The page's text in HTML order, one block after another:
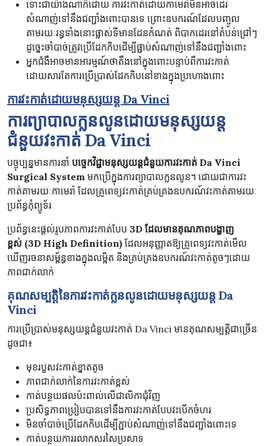
ទោះជាយ៉ាងណាក៏ដោយ ការវះកាត់ដោយកាមេរ៉ាមិនអាចដេរ
សំណាញ់ទៅនឹងជញ្ជាំងពោះបានទេ ព្រោះឧបករណ៍ដែលបញ្ចូល
តាមរយៈរន្ធទាំងនោះផ្លាស់ទីមានដែនកំណត់ ពិបាកដេរនៅតំបន់ជ្រៅៗ
ដូច្នេះចាំបាច់ត្រូវប្រើដែកកិបដើម្បីផ្ជាប់សំណាញ់ទៅនឹងជញ្ជាំងពោះ
អ្នកជំងឺអាចមានអារម្មណ៍ថាតឹងនៅក្នុងពោះបន្ទាប់ពីការវះកាត់
ដោយសារតែការប្រើប្រាស់ដែកកិបនៅខាងក្នុងប្រហោងពោះ
ការវះកាត់ដោយមនុស្សយន្ត Da Vinci
ការព្យាបាលក្លនលូនដោយមនុស្សយន្ត
ជំនួយវះកាត់ Da Vinci
បច្ចុប្បន្នមានការនាំ បច្ចេកវិជ្ជាមនុស្សយន្ដជំនួយការវះកាត់ Da Vinci
Surgical System មកប្រើក្នុងការព្យាបាលក្លនលូន។ ដោយជាការវះ
កាត់តាមរយៈកាមេរ៉ា ដែលគ្រូពេទ្យវះកាត់គ្រប់គ្រងឧបករណ៍វះកាត់តាមរយៈ
ប្រព័ន្ធកុំព្យូទ័រ
ប្រព័ន្ធនេះផ្តល់រូបភាពការវះកាត់បែប 3D ដែលមានគុណភាពបង្ហាញ
ខ្ពស់ (3D High Definition) ដែលអនុញ្ញាតឱ្យគ្រូពេទ្យវះកាត់មើល
ឃើញរចនាសម្ព័ន្ធខាងក្នុងលម្អិត និងគ្រប់គ្រងឧបករណ៍វះកាត់តូចៗដោយ
ភាពជាក់លាក់
គុណសម្បត្តិនៃការវះកាត់ក្លនលូនដោយមនុស្សយន្ត Da
Vinci
ការប្រើប្រាស់មនុស្សយន្តជំនួយវះកាត់ Da Vinci មានគុណសម្បត្តិជាច្រើន
ដូចជា៖
មុខរបួសវះកាត់ខ្នាតតូច
ភាពជាក់លាក់នៃការវះកាត់ខ្ពស់
កាត់បន្ថយផលប៉ះពាល់លើជាលិកាជុំវិញ
ប្រសិទ្ធភាពប្រៀបបានទៅនឹងការវះកាត់បែបវះបើកចំហរ
មិនចាំបាច់ប្រើដែកកិបដើម្បីភ្ជាប់សំណាញ់ទៅនឹងជញ្ជាំងពោះទេ
កាត់បន្ថយការរលាកសរសៃប្រសាទ